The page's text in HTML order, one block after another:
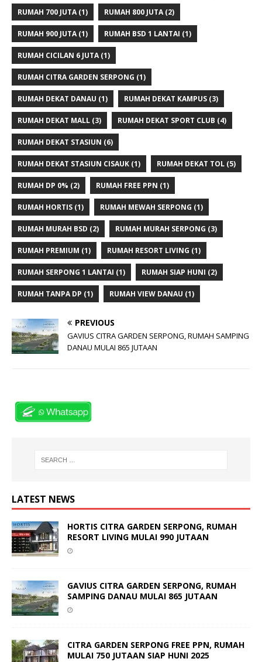
RUMAH 700 JUTA(1) RUMAH 800 JUTA(2)
RUMAH 900 JUTA(1) RUMAH BSD 1 LANTAI (1)
RUMAH CICILAN 6 JUTA(1)
RUMAH CITRA GARDEN SERPONG (1)
RUMAH DEKAT DANAU (1) RUMAH DEKAT KAMPUS (3)
RUMAH DEKAT MALL (3) RUMAH DEKAT SPORT CLUB (4)
RUMAH DEKAT STASIUN (6)
RUMAH DEKAT STASIUN CISAUK (1) RUMAH DEKAT TOL (5)
RUMAH DP 0% (2) RUMAH FREE PPN (1)
RUMAH HORTIS (1) RUMAH MEWAH SERPONG (1)
RUMAH MURAH BSD (2) RUMAH MURAH SERPONG (3)
RUMAH PREMIUM (1) RUMAH RESORT LIVING (1)
RUMAH SERPONG 1 LANTAI (1) RUMAH SIAP HUNI (2)
RUMAH TANPA DP (1) RUMAH VIEW DANAU (1)
PREVIOUS
GAVIUS CITRA GARDEN SERPONG, RUMAH SAMPING
DANAU MULAI 865 JUTAAN
LATEST NEWS
HORTIS CITRA GARDEN SERPONG, RUMAH
RESORT LIVING MULAI 990 JUTAAN
GAVIUS CITRA GARDEN SERPONG, RUMAH
SAMPING DANAU MULAI 865 JUTAAN
CITRA GARDEN SERPONG FREE PPN, RUMAH
MULAI 750 JUTAAN SIAP HUNI 2025